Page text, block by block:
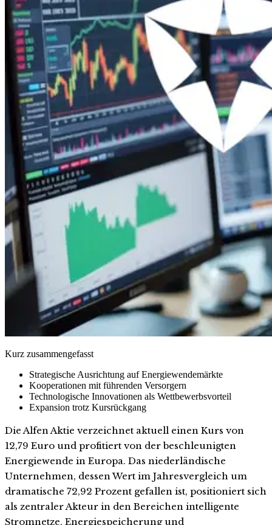
Kurz zusammengefasst
Strategische Ausrichtung auf Energiewendemärkte
Kooperationen mit führenden Versorgern
Technologische Innovationen als Wettbewerbsvorteil
Expansion trotz Kursrückgang
Die Alfen Aktie verzeichnet aktuell einen Kurs von
12,79 Euro und profitiert von der beschleunigten
Energiewende in Europa. Das niederländische
Unternehmen, dessen Wert im Jahresvergleich um
dramatische 72,92 Prozent gefallen ist, positioniert sich
als zentraler Akteur in den Bereichen intelligente
Stromnetze, Energiespeicherung und